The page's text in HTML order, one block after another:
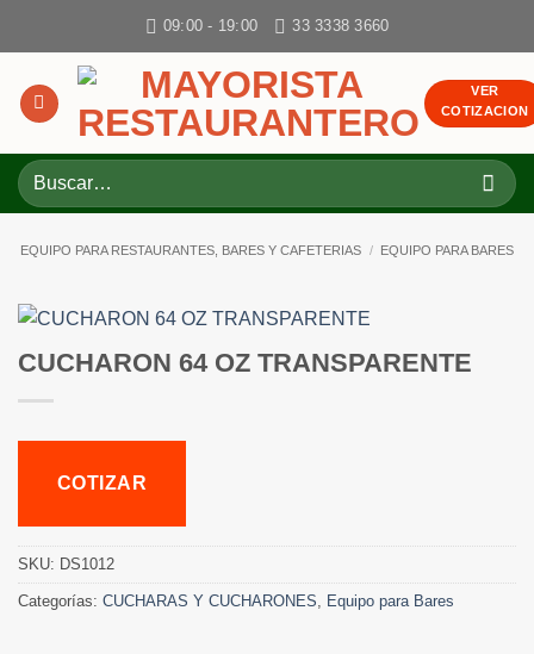
09:00 - 19:00 33 3338 3660
VER
COTIZACION
Buscar
por:
EQUIPO PARA RESTAURANTES, BARES Y CAFETERIAS / EQUIPO PARA BARES
CUCHARON 64 OZ TRANSPARENTE
COTIZAR
SKU: DS1012
Categorías: CUCHARAS Y CUCHARONES, Equipo para Bares